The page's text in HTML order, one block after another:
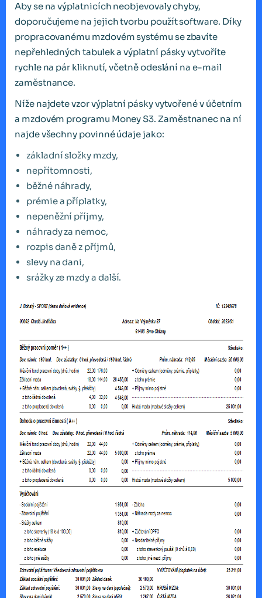
Aby se na výplatnicích neobjevovaly chyby,
doporučujeme na jejich tvorbu použít software. Díky
propracovanému mzdovém systému se zbavíte
nepřehledných tabulek a výplatní pásky vytvoříte
rychle na pár kliknutí, včetně odeslání na e-mail
zaměstnance.
Níže najdete vzor výplatní pásky vytvořené v účetním
a mzdovém programu Money S3. Zaměstnanec na ní
najde všechny povinné údaje jako:
základní složky mzdy,
nepřítomnosti,
běžné náhrady,
prémie a příplatky,
nepeněžní příjmy,
náhrady za nemoc,
rozpis daně z příjmů,
slevy na dani,
srážky ze mzdy a další.